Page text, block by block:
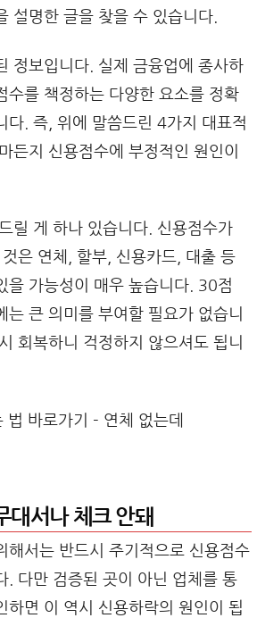
설명한 글을 찾을 수 있습니다.
정보입니다. 실제 금융업에 종사하
수를 책정하는 다양한 요소를 정확
다. 즉, 위에 말씀드린 4가지 대표적
든지 신용점수에 부정적인 원인이
릴 게 하나 있습니다. 신용점수가
은 연체, 할부, 신용카드, 대출 등
을 가능성이 매우 높습니다. 30점
는 큰 의미를 부여할 필요가 없습니
회복하니 걱정하지 않으셔도 됩니
대서나 체크 안돼
해서는 반드시 주기적으로 신용점수
. 다만 검증된 곳이 아닌 업체를 통
하면 이 역시 신용하락의 원인이 됩